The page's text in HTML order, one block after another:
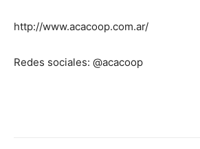
http://www.acacoop.com.ar/
Redes sociales: @acacoop